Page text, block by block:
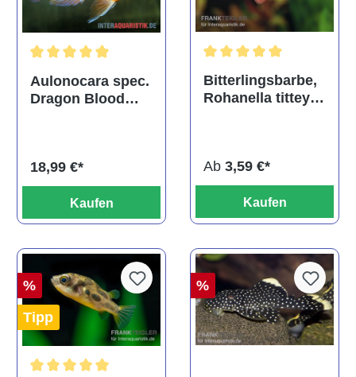
Durchschnittliche Bewertung von 5 von 5 Sternen
Aulonocara spec.
Dragon Blood
18,99 €*
Kaufen
Bitterlingsbarbe,
Rohanella titteya,
Ab 3,59 €*
Kaufen
%
Tipp
%